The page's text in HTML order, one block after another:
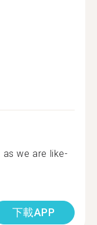
we are like-
下載APP